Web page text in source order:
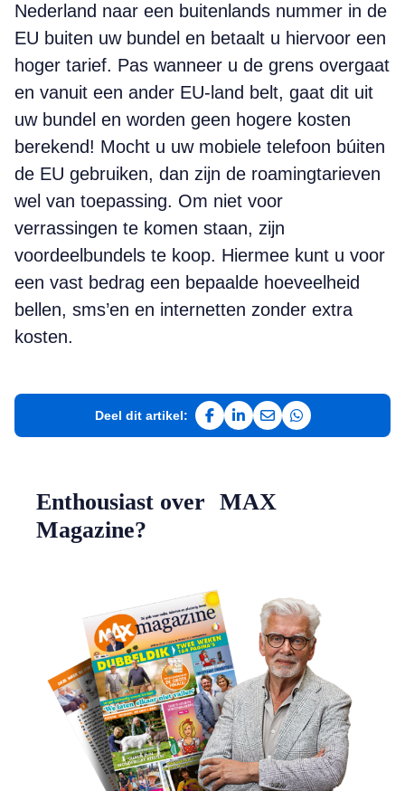
Nederland naar een buitenlands nummer in de
EU buiten uw bundel en betaalt u hiervoor een
hoger tarief. Pas wanneer u de grens overgaat
en vanuit een ander EU-land belt, gaat dit uit
uw bundel en worden geen hogere kosten
berekend! Mocht u uw mobiele telefoon búiten
de EU gebruiken, dan zijn de roaming­tarieven
wel van toepassing. Om niet voor
verrassingen te komen staan, zijn
voordeelbundels te koop. Hiermee kunt u voor
een vast bedrag een bepaalde hoeveelheid
bellen, sms’en en internetten zonder extra
kosten.
Deel dit artikel:
Deel op Facebook
Deel op LinkedIn
Deel via e-mail
Deel via
Enthousiast over MAX
Magazine?